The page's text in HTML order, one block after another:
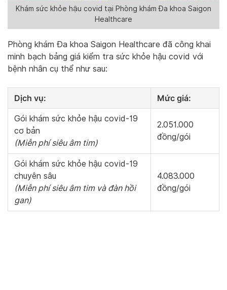
Khám sức khỏe hậu covid tại Phòng khám Đa khoa Saigon
Healthcare
Phòng khám Đa khoa Saigon Healthcare đã công khai
minh bạch bảng giá kiểm tra sức khỏe hậu covid với
bệnh nhân cụ thể như sau:
Dịch vụ: Mức giá:
Gói khám sức khỏe hậu covid-19
cơ bản
(Miễn phí siêu âm tim)
2.051.000
đồng/gói
Gói khám sức khỏe hậu covid-19
chuyên sâu
(Miễn phí siêu âm tim và đàn hồi
gan)
4.083.000
đồng/gói